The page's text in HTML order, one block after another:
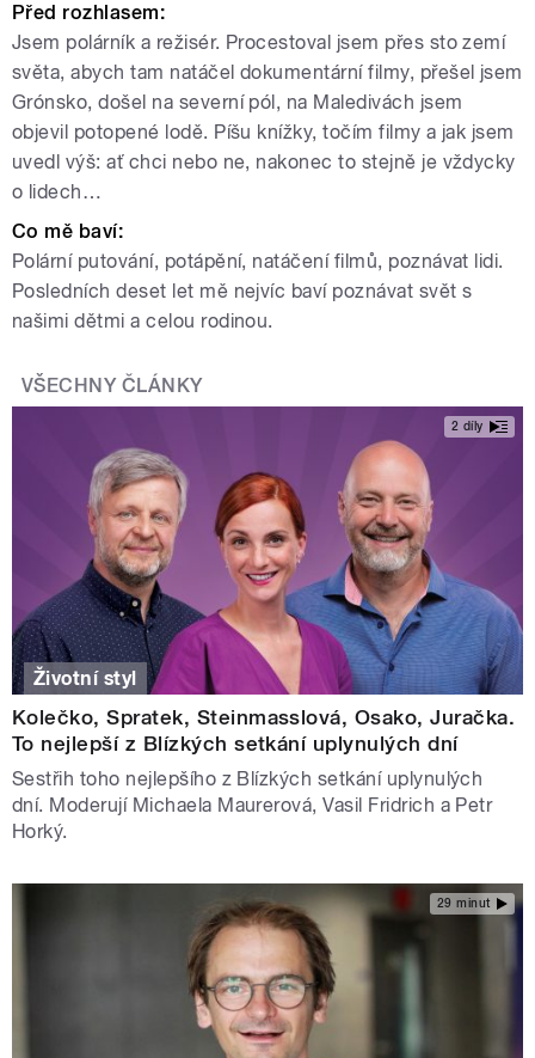
Před rozhlasem:
Jsem polárník a režisér. Procestoval jsem přes sto zemí
světa, abych tam natáčel dokumentární filmy, přešel jsem
Grónsko, došel na severní pól, na Maledivách jsem
objevil potopené lodě. Píšu knížky, točím filmy a jak jsem
uvedl výš: ať chci nebo ne, nakonec to stejně je vždycky
o lidech…
Co mě baví:
Polární putování, potápění, natáčení filmů, poznávat lidi.
Posledních deset let mě nejvíc baví poznávat svět s
našimi dětmi a celou rodinou.
VŠECHNY ČLÁNKY
2 díly
Životní styl
Kolečko, Spratek, Steinmasslová, Osako, Juračka.
To nejlepší z Blízkých setkání uplynulých dní
Sestřih toho nejlepšího z Blízkých setkání uplynulých
dní. Moderují Michaela Maurerová, Vasil Fridrich a Petr
Horký.
29 minut